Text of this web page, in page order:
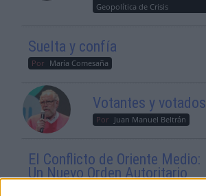
Geopolítica de Crisis
Suelta y confía
Por María Comesaña
Votantes y votados
Por Juan Manuel Beltrán
El Conflicto de Oriente Medio:
Un Nuevo Orden Autoritario